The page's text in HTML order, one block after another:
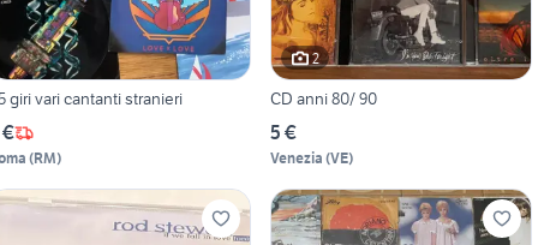
giri vari cantanti stranieri
(RM)
2
CD anni 80/ 90
5 €
Venezia (VE)